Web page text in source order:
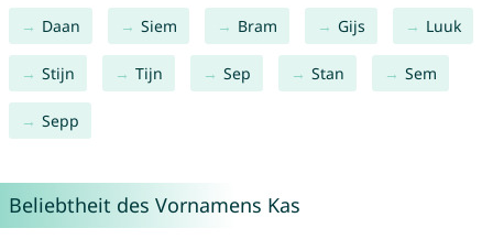
Daan Siem Bram Gijs Luuk
Stijn Tijn Sep Stan Sem
Sepp
Beliebtheit des Vornamens Kas